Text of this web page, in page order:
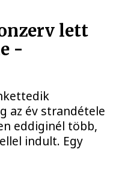
lett
-
az év strandétele
eddiginél több,
indult. Egy